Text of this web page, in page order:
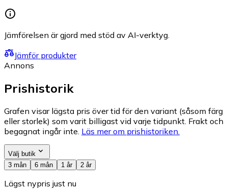
Jämförelsen är gjord med stöd av AI-verktyg.
Jämför produkter
Annons
Prishistorik
Grafen visar lägsta pris över tid för den variant (såsom färg
eller storlek) som varit billigast vid varje tidpunkt. Frakt och
begagnat ingår inte. Läs mer om prishistoriken.
Välj butik
3 mån
6 mån 1 år 2 år
Lägst nypris just nu